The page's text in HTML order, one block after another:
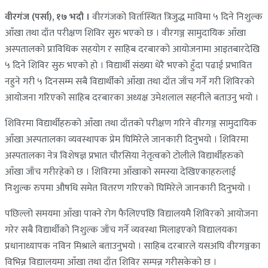
वीरगंज (पर्सा), १७ भदौ । वीरगंजको विर्तास्थित त्रिजुद्ध माविमा ५ दिने निशुल्क
आँखा तथा दाँत परीक्षण शिविर सुरु भएको छ । वीरगञ्ज सामुदायिक आँखा
अस्पतालको प्राविधिक सहयोग र साहिब दरबारको आयोजनामा आइतबारदेखि
५ दिने शिविर सुरु भएको हो । विद्यार्थी संख्या धेरै भएको हुँदा पढाई प्रभावित
नहुने गरी ५ दिनसम्म सबै विद्यार्थीको आँखा तथा दाँत जाँच गर्ने गरी शिविरको
आयोजना गरिएको साहिब दरबारका अध्यक्ष उमेशलाल सहनीले बताउनु भयो ।
शिविरमा विद्यार्थीहरुको आँखा तथा दाँतको परीक्षण गरिने वीरगञ्ज सामुदायिक
आँखा अस्पतालका व्यवस्थापक प्रेम घिमिरेले जानकारी दिनुभयो । शिविरमा
अस्पतालका नेत्र विशेषज्ञ प्रभात चौरसिया नेतृत्वको टोलीले विद्यार्थीहरुको
आँखा जाँच गरीरहेको छ । शिविरमा आँखाको समस्या देखिएकाहरुलाई
निशुल्क रुपमा औषधि समेत वितरण गरिएको घिमिरेले जानकारी दिनुभयो ।
पछिल्लो समयमा आँखा पाक्ने रोग फैलिएपछि विद्यालयमै शिविरको आयोजना
गरेर सबै विद्यार्थीको निशुल्क जाँच गर्ने व्यवस्था मिलाइएको विद्यालयका
प्रधानाध्यापक नविन मिश्राले बताउनुभयो । साहिब दरबारले यसअघि वीरगञ्जका
विभिन्न विद्यालयमा आँखा तथा दाँत शिविर सम्पन्न गरीसकेको छ ।